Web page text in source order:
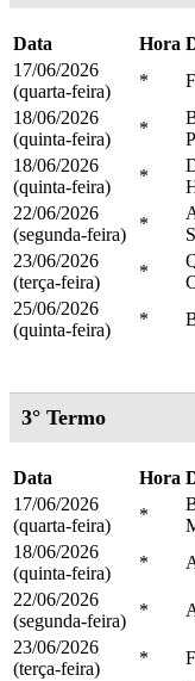
Data Hora
17/06/2026
(quarta-feira)
*
18/06/2026
(quinta-feira)
*
18/06/2026
(quinta-feira)
*
22/06/2026
(segunda-feira)
*
23/06/2026
(terça-feira)
*
25/06/2026
(quinta-feira)
*
3° Termo
Data Hora
17/06/2026
(quarta-feira)
*
18/06/2026
(quinta-feira)
*
22/06/2026
(segunda-feira)
*
23/06/2026
(terça-feira)
*